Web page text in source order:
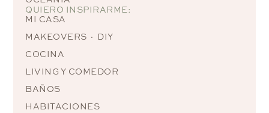
QUIERO INSPIRARME:
MI CASA
MAKEOVERS · DIY
COCINA
LIVING Y COMEDOR
BAÑOS
HABITACIONES